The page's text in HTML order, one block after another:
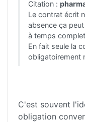
Citation :
Le contrat écrit
absence ça
à temps
En fait seule la
obligatoirement
C'est souvent
obligation